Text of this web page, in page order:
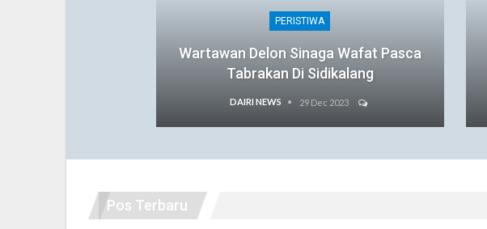
PERISTIWA
Wartawan Delon Sinaga Wafat Pasca
Tabrakan Di Sidikalang
DAIRI NEWS 29 Dec 2023
Pos Terbaru